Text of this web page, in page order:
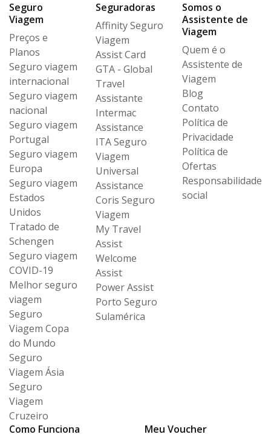
Seguro
Viagem
Preços e
Planos
Seguro viagem
internacional
Seguro viagem
nacional
Seguro viagem
Portugal
Seguro viagem
Europa
Seguro viagem
Estados
Unidos
Tratado de
Schengen
Seguro viagem
COVID-19
Melhor seguro
viagem
Seguro
Viagem Copa
do Mundo
Seguro
Viagem Ásia
Seguro
Viagem
Cruzeiro
Seguradoras
Affinity Seguro
Viagem
Assist Card
GTA - Global
Travel
Assistante
Intermac
Assistance
ITA Seguro
Viagem
Universal
Assistance
Coris Seguro
Viagem
My Travel
Assist
Welcome
Assist
Power Assist
Porto Seguro
Sulamérica
Somos o
Assistente de
Viagem
Quem é o
Assistente de
Viagem
Blog
Contato
Política de
Privacidade
Política de
Ofertas
Responsabilidade
social
Como Funciona
Meu Voucher